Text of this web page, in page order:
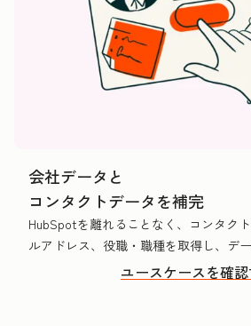
会社データと
コンタクトデータを補完
HubSpotを離れることなく、コンタク
ルアドレス、役職・職種を取得し、デ
ユースケースを確認